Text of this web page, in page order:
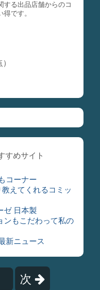
する出品店舗からのコ
です。
すめサイト
コーナー
えてくれるコミッ
ゼ 日本製
ンもこだわって私の
新ニュース
次